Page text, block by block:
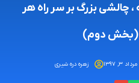
چالشی بزرگ بر سر راه هر
(بخش دوم)
مرداد ۳, ۱۳۹۷ زهره دره شیری